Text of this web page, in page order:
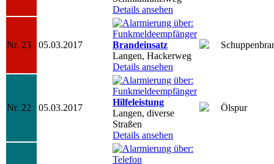
Details ansehen
Nr. 23 05.03.2017
Brandeinsatz
Langen, Hackerweg
Details ansehen
Nr. 22 05.03.2017
Hilfeleistung
Langen, diverse
Straßen
Details ansehen
Ölspur